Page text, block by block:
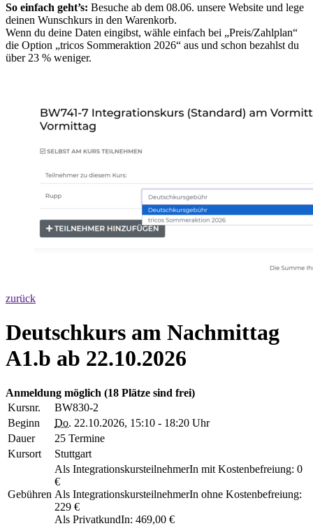
So einfach geht’s: Besuche ab dem 08.06. unsere Website und lege
deinen Wunschkurs in den Warenkorb.
Wenn du deine Daten eingibst, wähle einfach bei „Preis/Zahlplan“
die Option „tricos Sommeraktion 2026“ aus und schon bezahlst du
über 23 % weniger.
zurück
Deutschkurs am Nachmittag
A1.b ab 22.10.2026
Anmeldung möglich (18 Plätze sind frei)
Kursnr.
BW830-2
Beginn
Do. 22.10.2026, 15:10 - 18:20 Uhr
Dauer
25 Termine
Kursort
Stuttgart
Gebühren
Als IntegrationskursteilnehmerIn mit Kostenbefreiung: 0
€
Als IntegrationskursteilnehmerIn ohne Kostenbefreiung:
229 €
Als PrivatkundIn: 469,00 €